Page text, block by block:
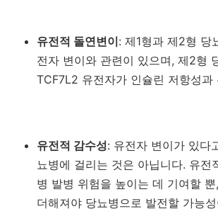
유전적 돌연변이: 제1형과 제2형 당
전자 변이와 관련이 있으며, 제2형
TCF7L2 유전자가 인슐린 저항성과
유전적 감수성: 유전자 변이가 있다
뇨병에 걸리는 것은 아닙니다. 유전
병 발병 위험을 높이는 데 기여할
더해져야 당뇨병으로 발전할 가능